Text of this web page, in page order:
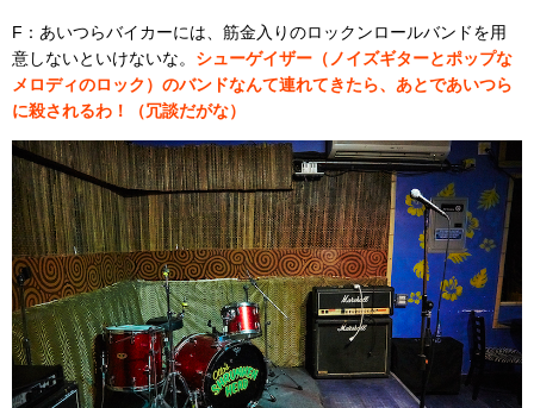
F：あいつらバイカーには、筋金入りのロックンロールバンドを用
意しないといけないな。 シューゲイザー（ノイズギターとポップな
メロディのロック）のバンドなんて連れてきたら、あとであいつら
に殺されるわ！（冗談だがな）